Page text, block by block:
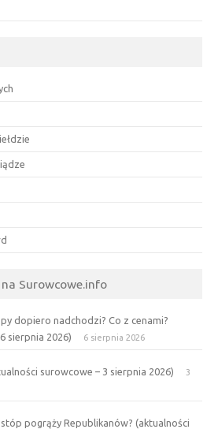
Surowcowe.info
dopiero nadchodzi? Co z cenami?
sierpnia 2026)
6 sierpnia 2026
surowcowe – 3 sierpnia 2026)
3
pogrąży Republikanów? (aktualności